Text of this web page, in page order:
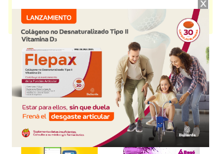
Analgésico Antiespasmódico
y cuenta con 1
presentación disponible.
Explorar más
Otros productos con
ibuprofeno+homatropina
Otros productos de